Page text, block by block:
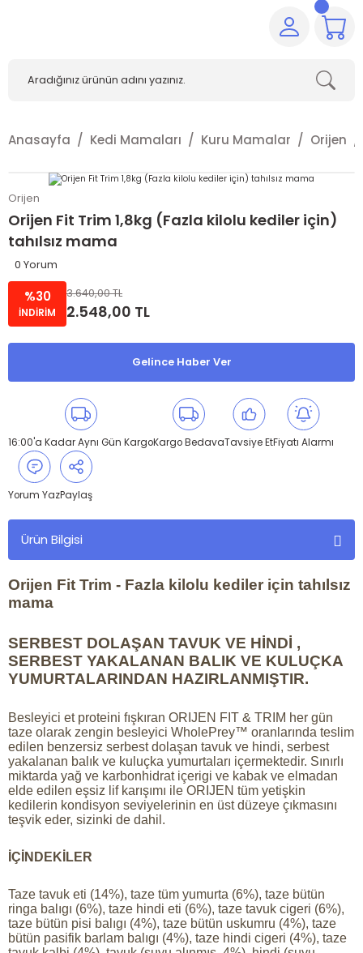
Anasayfa Kedi Mamaları Kuru Mamalar Orijen
Orijen
Orijen Fit Trim 1,8kg (Fazla kilolu kediler için)
tahılsız mama
0 Yorum
%30
İNDİRİM
3.640,00 TL
2.548,00 TL
Gelince Haber Ver
16:00'a Kadar Aynı Gün KargoKargo BedavaTavsiye EtFiyatı Alarmı
Yorum YazPaylaş
Ürün Bilgisi
Orijen Fit Trim - Fazla kilolu kediler için tahılsız
mama
SERBEST DOLAŞAN TAVUK VE HİNDİ ,
SERBEST YAKALANAN BALIK VE KULUÇKA
YUMURTALARINDAN HAZIRLANMIŞTIR.
Besleyici et proteini fışkıran ORIJEN FIT & TRIM her gün
taze olarak zengin besleyici WholePrey™ oranlarında teslim
edilen benzersiz serbest dolaşan tavuk ve hindi, serbest
yakalanan balık ve kuluçka yumurtaları içermektedir. Sınırlı
miktarda yağ ve karbonhidrat içerigi ve kabak ve elmadan
elde edilen eşsiz lif karışımı ile ORIJEN tüm yetişkin
kedilerin kondisyon seviyelerinin en üst düzeye çıkmasını
teşvik eder, sizinki de dahil.
İÇİNDEKİLER
Taze tavuk eti (14%), taze tüm yumurta (6%), taze bütün
ringa balıgı (6%), taze hindi eti (6%), taze tavuk cigeri (6%),
taze bütün pisi balıgı (4%), taze bütün uskumru (4%), taze
bütün pasifik barlam balıgı (4%), taze hindi cigeri (4%), taze